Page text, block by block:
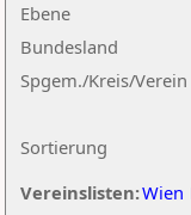
Ebene
Sortierung
Bundesland
Spgem./Kreis/Verein
Vereinslisten:Wien